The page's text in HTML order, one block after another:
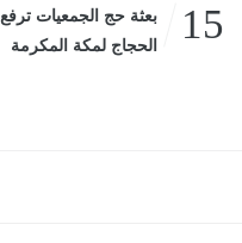
15
بعثة حج الجمعيات
الحجاج لمكة المكرمة